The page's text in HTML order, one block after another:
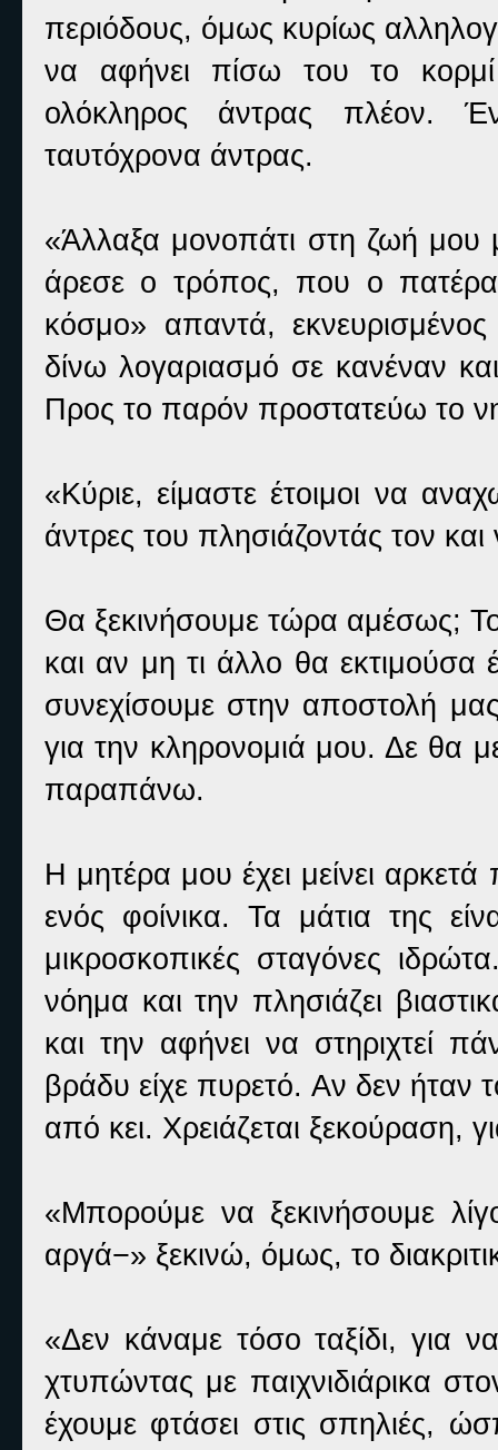
περιόδους, όμως κυρίως
να αφήνει πίσω του το κορμί
ολόκληρος άντρας πλέον.
ταυτόχρονα άντρας.
«Άλλαξα μονοπάτι στη ζωή μου
άρεσε ο τρόπος, που ο
κόσμο» απαντά,
δίνω λογαριασμό σε κανέναν
Προς το παρόν προστατεύω το
«Κύριε, είμαστε έτοιμοι να
άντρες του πλησιάζοντάς τον
Θα ξεκινήσουμε τώρα αμέσως; Το
και αν μη τι άλλο θα εκτιμούσα
συνεχίσουμε στην αποστολή
για την κληρονομιά μου. Δε θα
παραπάνω.
Η μητέρα μου έχει μείνει
ενός φοίνικα. Τα μάτια της
μικροσκοπικές σταγόνες
νόημα και την πλησιάζει
και την αφήνει να στηριχτεί
βράδυ είχε πυρετό. Αν δεν ήταν
από κει. Χρειάζεται ξεκούραση,
«Μπορούμε να ξεκινήσουμε
αργά−» ξεκινώ, όμως, το
«Δεν κάναμε τόσο ταξίδι, για
χτυπώντας με παιχνιδιάρικα
έχουμε φτάσει στις σπηλιές,